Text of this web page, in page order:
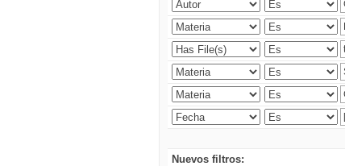
Nuevos filtros: